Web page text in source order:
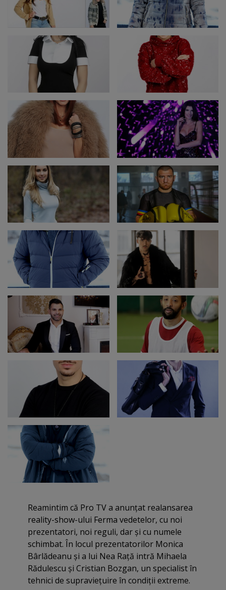
Reamintim că Pro TV a anunţat realansarea
reality-show-ului Ferma vedetelor, cu noi
prezentatori, noi reguli, dar şi cu numele
schimbat. În locul prezentatorilor Monica
Bârlădeanu şi a lui Nea Raţă intră Mihaela
Rădulescu şi Cristian Bozgan, un specialist în
tehnici de supravieţuire în condiţii extreme.